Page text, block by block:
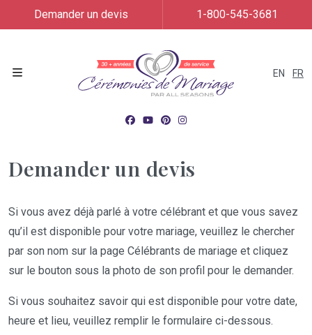
EN FR
Demander un devis 1-800-545-3681
Demander un devis
Si vous avez déjà parlé à votre célébrant et que vous savez
qu’il est disponible pour votre mariage, veuillez le chercher
par son nom sur la page Célébrants de mariage et cliquez
sur le bouton sous la photo de son profil pour le demander.
Si vous souhaitez savoir qui est disponible pour votre date,
heure et lieu, veuillez remplir le formulaire ci-dessous.